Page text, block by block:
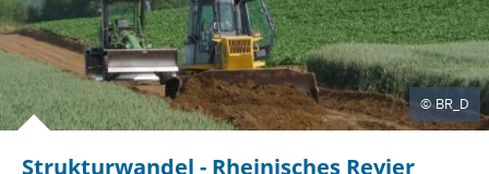
BR_D
IStrukturwandel - Rheinisches Revier